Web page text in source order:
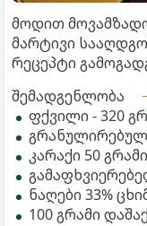
მოდით
მარტივი
რეცეპტი
შემადგენლობა
ფქვილი - 320
კარაქი 50 გრამი
ნაღები 33%
100 გრამი